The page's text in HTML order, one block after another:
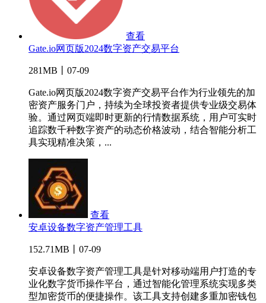
查看
Gate.io网页版2024数字资产交易平台
281MB丨07-09
Gate.io网页版2024数字资产交易平台作为行业领先的加
密资产服务门户，持续为全球投资者提供专业级交易体
验。通过网页端即时更新的行情数据系统，用户可实时
追踪数千种数字资产的动态价格波动，结合智能分析工
具实现精准决策，...
查看
安卓设备数字资产管理工具
152.71MB丨07-09
安卓设备数字资产管理工具是针对移动端用户打造的专
业化数字货币操作平台，通过智能化管理系统实现多类
型加密货币的便捷操作。该工具支持创建多重加密钱包